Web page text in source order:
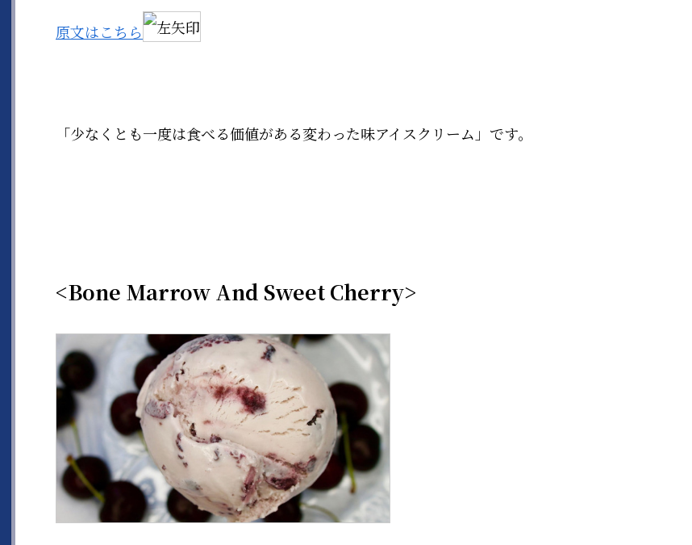
原文はこちら
「少なくとも一度は食べる価値がある変わった味アイスクリーム」です。
<Bone Marrow And Sweet Cherry>